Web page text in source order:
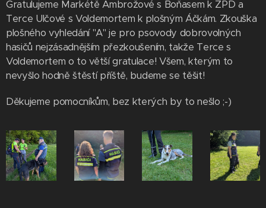
Gratulujeme Markétě Ambrožové s Boňasem k ZPD a
Terce Ulčové s Voldemortem k plošným Áčkám. Zkouška
plošného vyhledání "A" je pro psovody dobrovolných
hasičů nejzásadnějším přezkoušením, takže Terce s
Voldemortem o to větší gratulace! Všem, kterým to
nevyšlo hodně štěstí příště, budeme se těšit!
Děkujeme pomocníkům, bez kterých by to nešlo ;-)